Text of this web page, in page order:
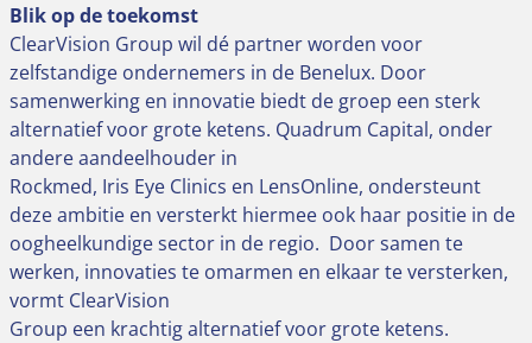
Blik op de toekomst
ClearVision Group wil dé partner worden voor
zelfstandige ondernemers in de Benelux. Door
samenwerking en innovatie biedt de groep een sterk
alternatief voor grote ketens. Quadrum Capital, onder
andere aandeelhouder in
Rockmed, Iris Eye Clinics en LensOnline, ondersteunt
deze ambitie en versterkt hiermee ook haar positie in de
oogheelkundige sector in de regio. Door samen te
werken, innovaties te omarmen en elkaar te versterken,
vormt ClearVision
Group een krachtig alternatief voor grote ketens.